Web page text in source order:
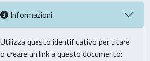
Informazioni
Utilizza questo identificativo per citare
o creare un link a questo documento: